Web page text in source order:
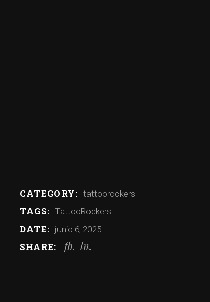
CATEGORY: tattoorockers
TAGS: TattooRockers
DATE: junio 6, 2025
SHARE: fb ln